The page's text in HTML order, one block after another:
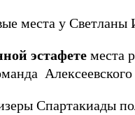
места у
эстафете места
Спартакиады